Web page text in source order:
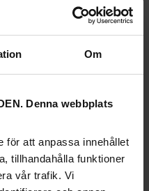
Om
Denna webbplats
för att anpassa innehållet
tillhandahålla funktioner
vår trafik. Vi
vinyl
50/60Hz (12V-adapter)